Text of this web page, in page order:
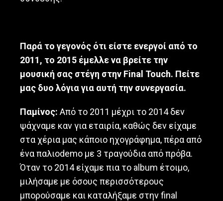
Παρά το γεγονός ότι είστε ενεργοί από το
2011, το 2015 έμελλε να βρείτε την
μουσική σας στέγη στην Final Touch. Πείτε
μας δυο λόγια για αυτή την συνεργασία.
Παμίνος: Από το 2011 μέχρι το 2014 δεν
ψάχναμε καν για εταιρία, καθώς δεν είχαμε
στα χέρια μας κάποιο ηχογράφημα, πέρα από
ένα παλιοdemo με 3 τραγούδια από πρόβα.
Όταν το 2014 είχαμε πια το album έτοιμο,
μιλήσαμε με όσους περισσότερους
μπορούσαμε και καταλήξαμε στην final